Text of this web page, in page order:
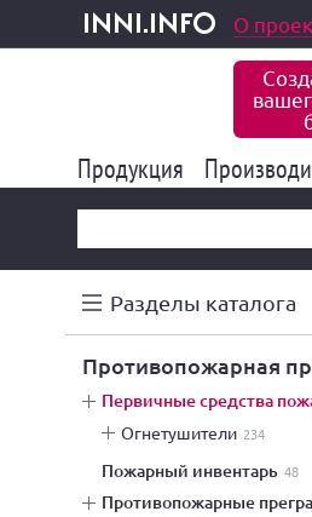
inni.info
и услуги О
Продукция 177 847
Разделы каталога
противопожарная
первичные средства
огнетушители 234
пожарный инвентарь 48
противопожарные